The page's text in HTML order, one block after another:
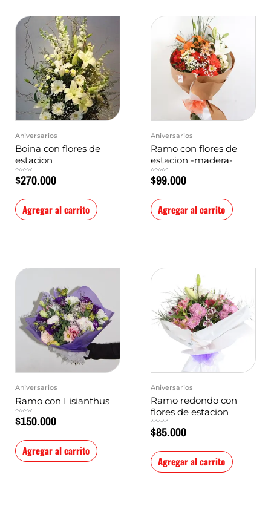
Aniversarios
Boina con flores de
estacion
en
0
de
$270.000
Agregar al carrito
Aniversarios
Ramo con flores de
estacion -madera-
en
0
de
$99.000
Agregar al carrito
Aniversarios
Ramo con Lisianthus
en
0
de
$150.000
Agregar al carrito
Aniversarios
Ramo redondo con
flores de estacion
en
0
de
$85.000
Agregar al carrito